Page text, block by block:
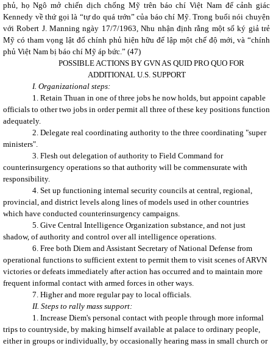
phủ, họ Ngô mở chiến dịch chống Mỹ trên báo chí Việt Nam để cảnh giác
Kennedy về thứ gọi là “tự do quá trớn” của báo chí Mỹ. Trong buổi nói chuyện
với Robert J. Manning ngày 17/7/1963, Nhu nhận định rằng một số ký giả trẻ
Mỹ có tham vọng lật đổ chính phủ hiện hữu để lập một chế độ mới, và “chính
phủ Việt Nam bị báo chí Mỹ áp bức.” (47)
POSSIBLE ACTIONS BY GVN AS QUID PRO QUO FOR
ADDITIONAL U.S. SUPPORT
I. Organizational steps:
1. Retain Thuan in one of three jobs he now holds, but appoint capable
officials to other two jobs in order permit all three of these key positions function
adequately.
2. Delegate real coordinating authority to the three coordinating "super
ministers".
3. Flesh out delegation of authority to Field Command for
counterinsurgency operations so that authority will be commensurate with
responsibility.
4. Set up functioning internal security councils at central, regional,
provincial, and district levels along lines of models used in other countries
which have conducted counterinsurgency campaigns.
5. Give Central Intelligence Organization substance, and not just
shadow, of authority and control over all intelligence operations.
6. Free both Diem and Assistant Secretary of National Defense from
operational functions to sufficient extent to permit them to visit scenes of ARVN
victories or defeats immediately after action has occurred and to maintain more
frequent informal contact with armed forces in other ways.
7. Higher and more regular pay to local officials.
II. Steps to rally mass support:
1. Increase Diem's personal contact with people through more informal
trips to countryside, by making himself available at palace to ordinary people,
either in groups or individually, by occasionally hearing mass in small church or